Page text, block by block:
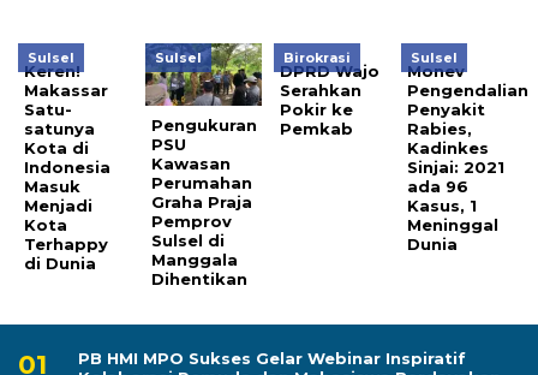
Sulsel
Keren!
Makassar
Satu-
satunya
Kota di
Indonesia
Masuk
Menjadi
Kota
Terhappy
di Dunia
Sulsel
Pengukuran
PSU
Kawasan
Perumahan
Graha Praja
Pemprov
Sulsel di
Manggala
Dihentikan
Birokrasi
DPRD Wajo
Serahkan
Pokir ke
Pemkab
Sulsel
Monev
Pengendalian
Penyakit
Rabies,
Kadinkes
Sinjai: 2021
ada 96
Kasus, 1
Meninggal
Dunia
PB HMI MPO Sukses Gelar Webinar Inspiratif